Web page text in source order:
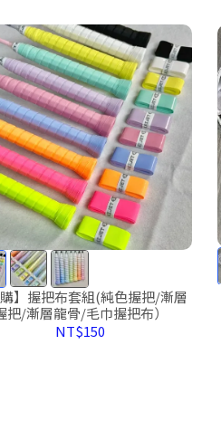
】握把布套組(純色握把/漸層
把/漸層龍骨/毛巾握把布）
NT$150